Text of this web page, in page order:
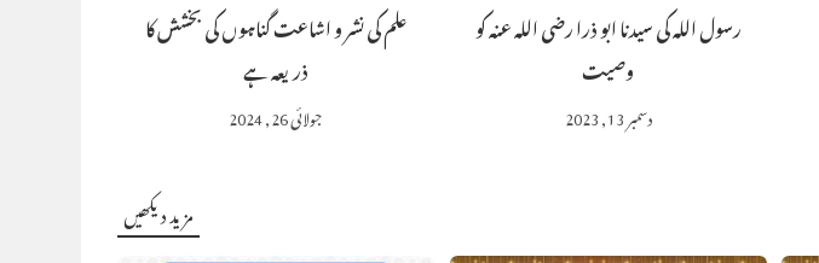
علم کی نشر و اشاعت گناہوں کی بخشش کا
ذریعہ ہے
جولائی 26, 2024
رسول اللہ کی سیدنا ابو ذرا رضی اللہ عنہ کو
وصیت
دسمبر 13, 2023
مزید دیکھیں